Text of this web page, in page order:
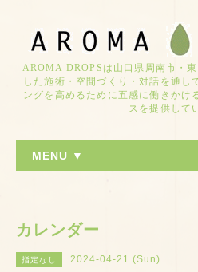
AROMA DROPSは山口県周南市・
した施術・空間づくり・対話を通し
ングを高めるために五感に働きかけ
スを提供して
MENU ▼
カレンダー
指定なし 2024-04-21 (Sun)